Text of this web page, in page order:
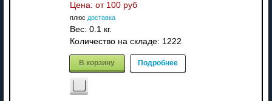
Цена: от 100 руб
плюс доставка
Вес: 0.1 кг.
Количество на складе: 1222
В корзину Подробнее